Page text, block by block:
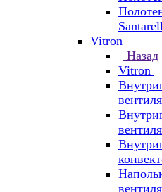
Vitron
Назад
Vitron